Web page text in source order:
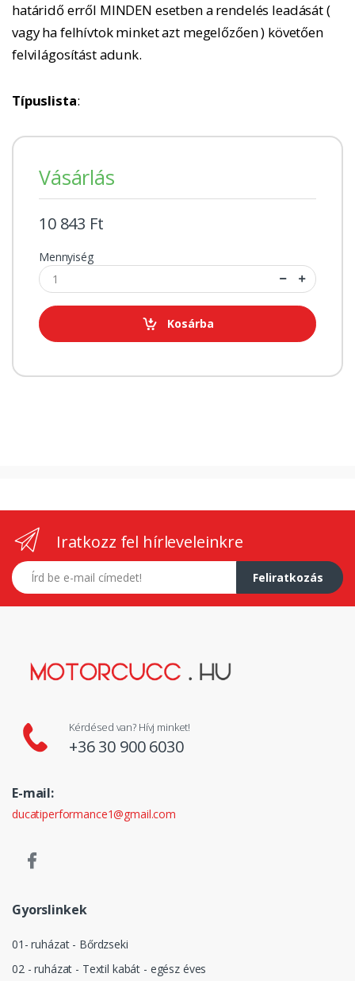
határidő erről MINDEN esetben a rendelés leadását (
vagy ha felhívtok minket azt megelőzően ) követően
felvilágosítást adunk.
Típuslista:
Vásárlás
10 843 Ft
Mennyiség
Kosárba
Iratkozz fel hírleveleinkre
E-mail címed
Feliratkozás
Kérdésed van? Hívj minket!
+36 30 900 6030
E-mail:
ducatiperformance1@gmail.com
Gyorslinkek
01- ruházat - Bőrdzseki
02 - ruházat - Textil kabát - egész éves